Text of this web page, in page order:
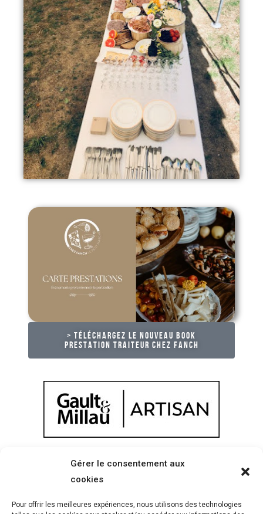
Gérer le consentement aux
cookies
Pour offrir les meilleures expériences, nous utilisons des technologies
> TÉLÉCHARGEZ LE NOUVEAU BOOK
PRESTATION TRAITEUR CHEZ FANCH